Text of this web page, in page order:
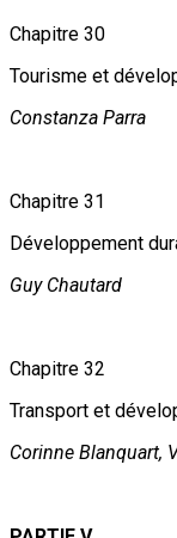
Chapitre 30
Tourisme et
Constanza Parra
Chapitre 31
Développement
Guy Chautard
Chapitre 32
Transport et
Corinne Blanquart,